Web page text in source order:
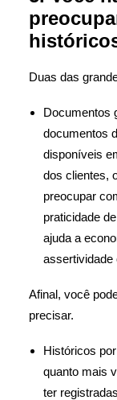
Duas das
Documentos
documentos
disponíveis
dos clientes,
preocupar
praticidade
ajuda a
assertividade
Afinal, você
precisar.
Históricos
quanto mais
ter